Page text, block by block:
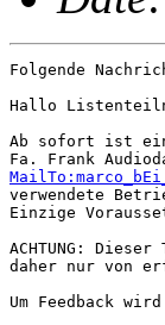
Folgende
Hallo
Ab sofort ist
verwendete
Einzige
ACHTUNG:
daher nur von
Um Feedback